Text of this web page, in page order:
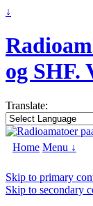
↓
og SHF.
Translate:
Home Menu ↓
Skip to primary
Skip to secondary